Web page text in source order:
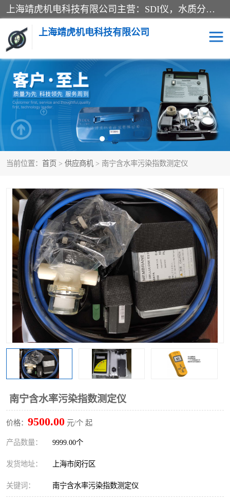
上海靖虎机电科技有限公司主营：SDI仪，水质分析仪，水质检测仪产品；上海靖虎机电科技有限公司在专业制造和研发等方面的强大的平台优势，利用自身在自动化仪表、自控系统及环保监测仪器的专长，以优良的技术，优越的产品质量和良好的服务质量与广大客户真诚合作。
上海靖虎机电科技有限公司
当前位置： 首页 > 供应商机 > 南宁含水率污染指数测定仪
南宁含水率污染指数测定仪
价格： 9500.00 元/个 起
产品数量： 9999.00个
发货地址： 上海市闵行区
关键词： 南宁含水率污染指数测定仪
SDI仪 过滤膜过滤纸
PH电导测试笔 水质分析仪
水质检测仪 电导测试笔
PH电导测试仪